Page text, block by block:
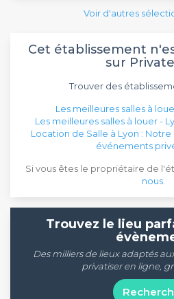
Voir d'autres
Cet établissement
sur
Trouver des
Les meilleures salles à
Les meilleures salles à louer -
Location de Salle à Lyon :
événements
Si vous êtes le propriétaire de
nous
Trouvez le lieu
Des milliers de lieux adaptés
privatiser en ligne,